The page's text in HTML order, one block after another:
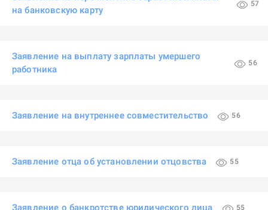
на банковскую карту
57
Заявление на выплату зарплаты умершего
работника
56
Заявление на внутреннее совместительство 56
Заявление отца об установлении отцовства 55
Заявление о банкротстве юридического лица 55